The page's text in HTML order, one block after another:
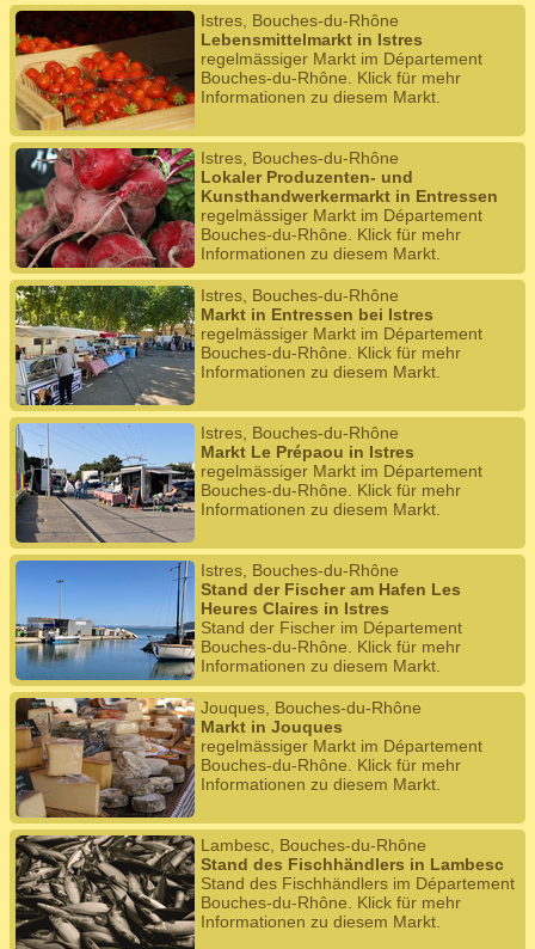
Istres, Bouches-du-Rhône
Lebensmittelmarkt in Istres
regelmässiger Markt im Département
Bouches-du-Rhône. Klick für mehr
Informationen zu diesem Markt.
Istres, Bouches-du-Rhône
Lokaler Produzenten- und
Kunsthandwerkermarkt in Entressen
regelmässiger Markt im Département
Bouches-du-Rhône. Klick für mehr
Informationen zu diesem Markt.
Istres, Bouches-du-Rhône
Markt in Entressen bei Istres
regelmässiger Markt im Département
Bouches-du-Rhône. Klick für mehr
Informationen zu diesem Markt.
Istres, Bouches-du-Rhône
Markt Le Prépaou in Istres
regelmässiger Markt im Département
Bouches-du-Rhône. Klick für mehr
Informationen zu diesem Markt.
Istres, Bouches-du-Rhône
Stand der Fischer am Hafen Les
Heures Claires in Istres
Stand der Fischer im Département
Bouches-du-Rhône. Klick für mehr
Informationen zu diesem Markt.
Jouques, Bouches-du-Rhône
Markt in Jouques
regelmässiger Markt im Département
Bouches-du-Rhône. Klick für mehr
Informationen zu diesem Markt.
Lambesc, Bouches-du-Rhône
Stand des Fischhändlers in Lambesc
Stand des Fischhändlers im Département
Bouches-du-Rhône. Klick für mehr
Informationen zu diesem Markt.